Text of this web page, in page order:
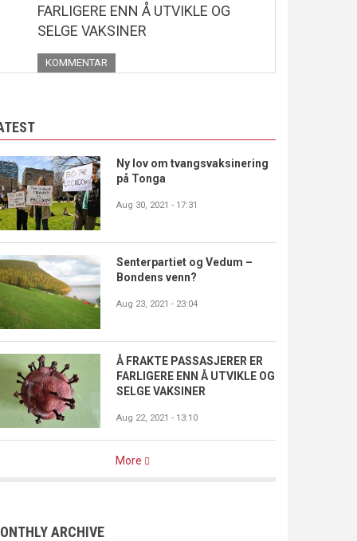
FARLIGERE ENN Å UTVIKLE OG
SELGE VAKSINER
KOMMENTAR
Ny lov om tvangsvaksinering
på Tonga
Aug 30, 2021 - 17:31
Senterpartiet og Vedum –
Bondens venn?
Aug 23, 2021 - 23:04
Å FRAKTE PASSASJERER ER
FARLIGERE ENN Å UTVIKLE OG
SELGE VAKSINER
Aug 22, 2021 - 13:10
More
ARCHIVE